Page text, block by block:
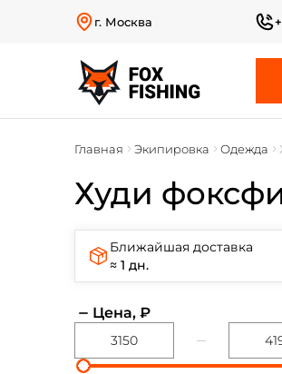
г. Москва
Главная Экипировка Одежда
Худи
Ближайшая доставка
≈ 1 дн.
Цена, ₽